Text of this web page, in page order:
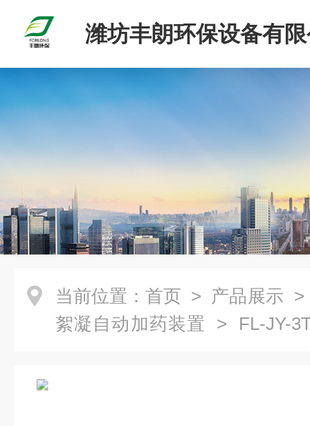
潍坊丰朗环保设备有
当前位置： 首页 > 产品展示
絮凝自动加药装置 > FL-JY-